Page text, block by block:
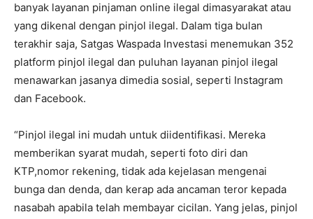
banyak layanan pinjaman online ilegal dimasyarakat atau
yang dikenal dengan pinjol ilegal. Dalam tiga bulan
terakhir saja, Satgas Waspada Investasi menemukan 352
platform pinjol ilegal dan puluhan layanan pinjol ilegal
menawarkan jasanya dimedia sosial, seperti Instagram
dan Facebook.
“Pinjol ilegal ini mudah untuk diidentifikasi. Mereka
memberikan syarat mudah, seperti foto diri dan
KTP,nomor rekening, tidak ada kejelasan mengenai
bunga dan denda, dan kerap ada ancaman teror kepada
nasabah apabila telah membayar cicilan. Yang jelas, pinjol